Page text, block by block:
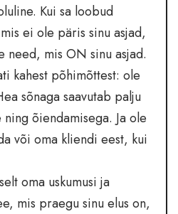
Kui sa loobud
ei ole päris sinu asjad,
need, mis ON sinu asjad.
kahest põhimõttest: ole
sõnaga saavutab palju
õiendamisega. Ja ole
või oma kliendi eest, kui
oma uskumusi ja
mis praegu sinu elus on,